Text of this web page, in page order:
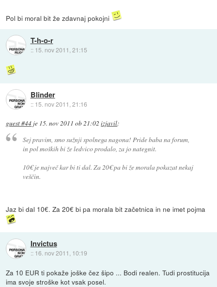
Pol bi moral bit že zdavnaj pokojni
T-h-o-r
:: 15. nov 2011, 21:15
Blinder
:: 15. nov 2011, 21:16
guest #44 je 15. nov 2011 ob 21:02 izjavil:
Sej pravim, smo sužnji spolnega nagona! Pride baba na forum,
in pol moških bi že ledvico prodalo, za jo nategnit.
10€ je največ kar bi ti dal. Za 20€ pa bi že morala pokazat nekaj
veščin.
Jaz bi dal 10€. Za 20€ bi pa morala bit začetnica in ne imet pojma
Invictus
:: 16. nov 2011, 10:19
Za 10 EUR ti pokaže joške čez šipo ... Bodi realen. Tudi prostitucija
ima svoje stroške kot vsak posel.